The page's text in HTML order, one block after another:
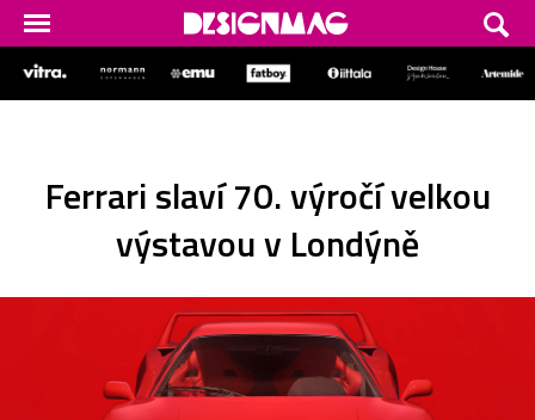
Ferrari slaví 70. výročí velkou
výstavou v Londýně